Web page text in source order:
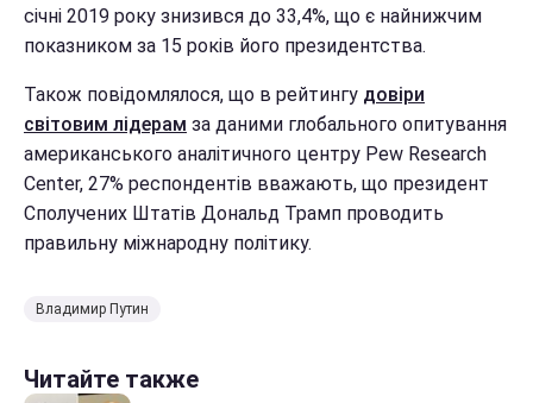
січні 2019 року знизився до 33,4%, що є найнижчим
показником за 15 років його президентства.
Також повідомлялося, що в рейтингу довіри
світовим лідерам за даними глобального опитування
американського аналітичного центру Pew Research
Center, 27% респондентів вважають, що президент
Сполучених Штатів Дональд Трамп проводить
правильну міжнародну політику.
Владимир Путин
Читайте также